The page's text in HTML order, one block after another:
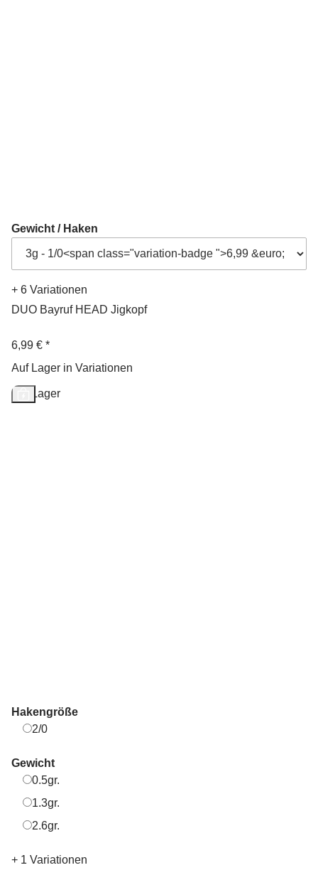
Gewicht / Haken
+ 6 Variationen
DUO Bayruf HEAD Jigkopf
6,99 € *
Auf Lager in Variationen
Auf Lager
Hakengröße
2/02/0
Gewicht
0.5gr.
1.3gr.
2.6gr.
+ 1 Variationen